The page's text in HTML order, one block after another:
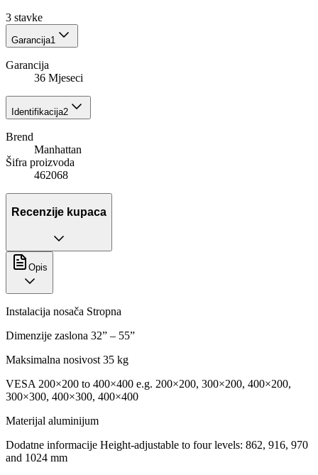
3 stavke
Garancija1
Garancija
36 Mjeseci
Identifikacija2
Brend
Manhattan
Šifra proizvoda
462068
Recenzije kupaca
Opis
Instalacija nosača Stropna
Dimenzije zaslona 32” – 55”
Maksimalna nosivost 35 kg
VESA 200×200 to 400×400 e.g. 200×200, 300×200, 400×200,
300×300, 400×300, 400×400
Materijal aluminijum
Dodatne informacije Height-adjustable to four levels: 862, 916, 970
and 1024 mm